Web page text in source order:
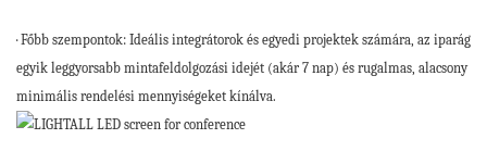
· Főbb szempontok: Ideális integrátorok és egyedi projektek számára, az iparág
egyik leggyorsabb mintafeldolgozási idejét (akár 7 nap) és rugalmas, alacsony
minimális rendelési mennyiségeket kínálva.